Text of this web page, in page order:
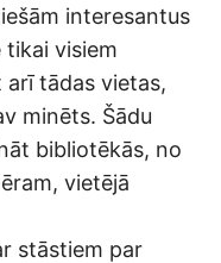
interesantus
tikai visiem
arī tādas vietas,
minēts. Šādu
bibliotēkās, no
vietējā
stāstiem par